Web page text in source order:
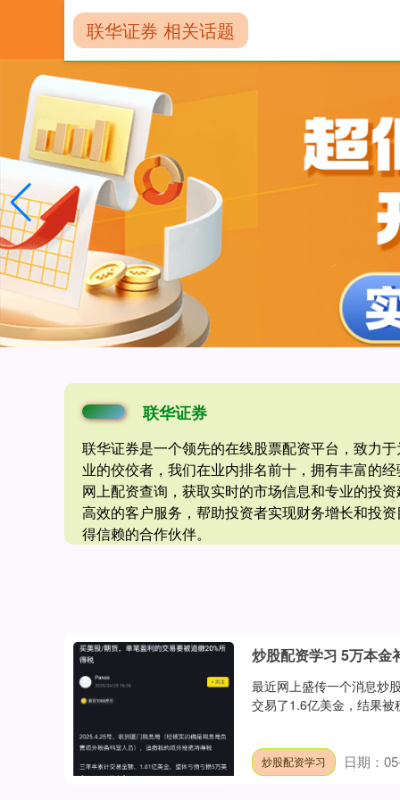
联华证券
联华证券是一个领先的在线股票配资平台，致力
业的佼佼者，我们在业内排名前十，拥有丰富的
网上配资查询，获取实时的市场信息和专业的投
高效的客户服务，帮助投资者实现财务增长和投
得信赖的合作伙伴。
联华证券 相关话题
炒股配资学习 5万本金
最近网上盛传一个消息炒
交易了1.6亿美金，结果
炒股配资学习 日期：